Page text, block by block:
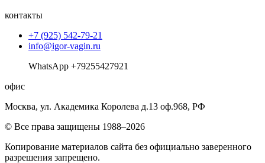
контакты
+7 (925) 542-79-21
info@igor-vagin.ru
WhatsApp +79255427921
офис
Москва, ул. Академика Королева д.13 оф.968, РФ
© Все права защищены 1988–2026
Копирование материалов сайта без официально заверенного
разрешения запрещено.